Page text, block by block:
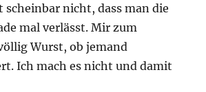
scheinbar nicht, dass man die
mal verlässt. Mir zum
Wurst, ob jemand
Ich mach es nicht und damit